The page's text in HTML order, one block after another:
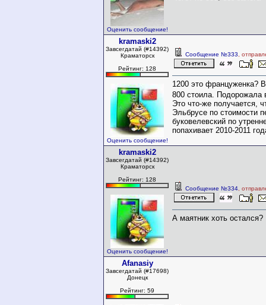
Оценить сообщение!
kramaski2
Завсегдатай (#14392)
Краматорск
Рейтинг: 128
Оценить сообщение!
Сообщение №333 ,
1200 это француженка?
800 стоила. Подорожала
Это что-же получается,
Эльбрусе по стоимости
буковелевский по
попахивает 2010-2011
kramaski2
Завсегдатай (#14392)
Краматорск
Рейтинг: 128
Оценить сообщение!
Сообщение №334 ,
А маятник хоть остался?
Afanasiy
Завсегдатай (#17698)
Донецк
Рейтинг: 59